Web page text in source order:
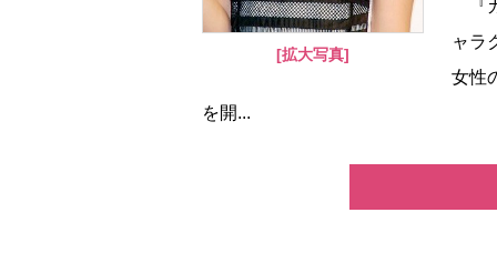
[拡大写真]
『
ャラ
女性
を開...